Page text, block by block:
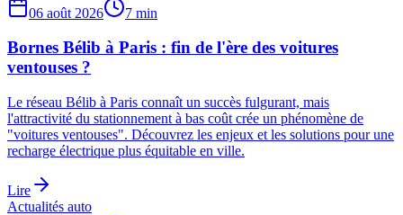
06 août 2026
7 min
Bornes Bélib à Paris : fin de l'ère des voitures
ventouses ?
Le réseau Bélib à Paris connaît un succès fulgurant, mais
l'attractivité du stationnement à bas coût crée un phénomène de
"voitures ventouses". Découvrez les enjeux et les solutions pour une
recharge électrique plus équitable en ville.
Lire
Actualités auto